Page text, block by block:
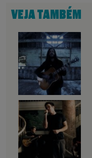
VEJA TAMBÉM